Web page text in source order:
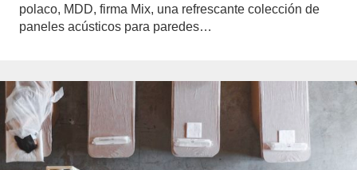
polaco, MDD, firma Mix, una refrescante colección de
paneles acústicos para paredes…